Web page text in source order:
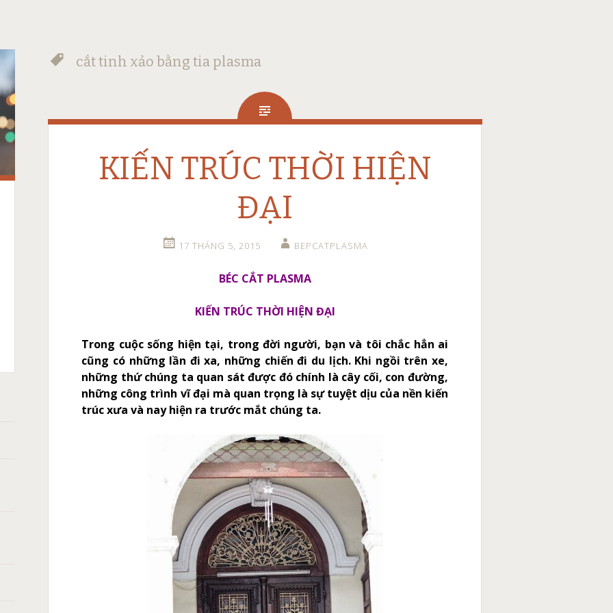
cắt tinh xảo bằng tia plasma
KIẾN TRÚC THỜI HIỆN
ĐẠI
17 THÁNG 5, 2015 BEPCATPLASMA
BÉC CẮT PLASMA
KIẾN TRÚC THỜI HIỆN ĐẠI
Trong cuộc sống hiện tại, trong đời người, bạn và tôi chắc hẳn ai
cũng có những lần đi xa, những chiến đi du lịch. Khi ngồi trên xe,
những thứ chúng ta quan sát được đó chính là cây cối, con đường,
những công trình vĩ đại mà quan trọng là sự tuyệt dịu của nền kiến
trúc xưa và nay hiện ra trước mắt chúng ta.